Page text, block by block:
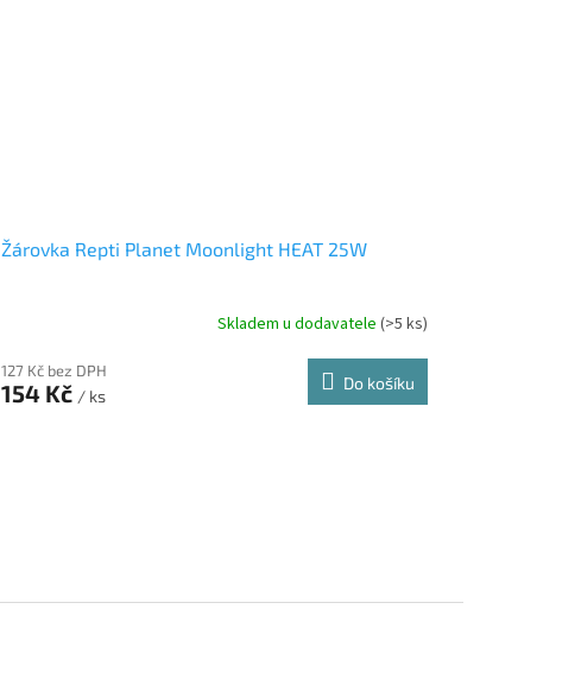
Žárovka Repti Planet Moonlight HEAT 25W
Skladem u dodavatele (>5 ks)
127 Kč bez DPH
154 Kč / ks
Do košíku